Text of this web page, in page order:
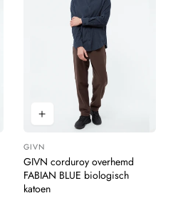
Leverancier:
GIVN
GIVN corduroy overhemd
FABIAN BLUE biologisch
katoen